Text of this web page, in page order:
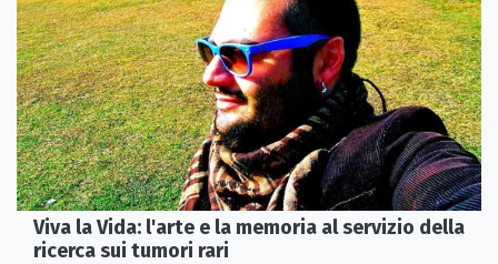
Viva la Vida: l'arte e la memoria al servizio della
ricerca sui tumori rari